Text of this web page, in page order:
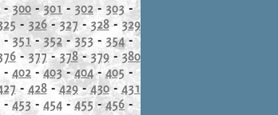
- 300 -301- 302 - 303 -
- 326-327 - 328- 329
-351-352 -353 - 354-
- 377-378- 379- 380
- 402 -403-404- 405 -
- 428-429-430- 431
- 453 - 454 - 455-456 -